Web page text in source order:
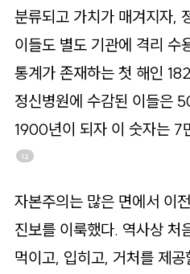
분류되고 가치가 매겨지자,
이들도 별도 기관에 격리 수
통계가 존재하는 첫 해인
정신병원에 수감된 이들은
1900년이 되자 이 숫자는
12
자본주의는 많은 면에서 이
진보를 이룩했다. 역사상 처
먹이고, 입히고, 거처를 제